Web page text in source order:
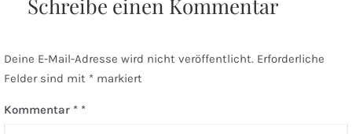
Schreibe einen Kommentar
Deine E-Mail-Adresse wird nicht veröffentlicht. Erforderliche
Felder sind mit * markiert
Kommentar *